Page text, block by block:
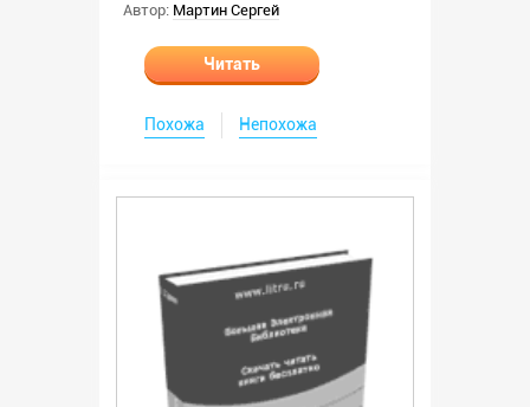
Автор: Мартин Сергей
Читать
Похожа Непохожа